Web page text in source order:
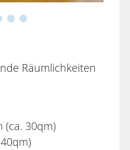
Räumlichkeiten
(ca. 30qm)